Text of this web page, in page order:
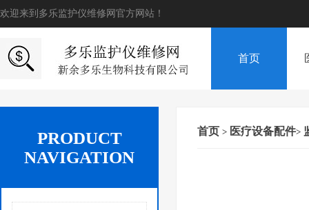
欢迎来到多乐监护仪维修网官方网站！
首页
PRODUCT
NAVIGATION
首页 > 医疗设备配件>